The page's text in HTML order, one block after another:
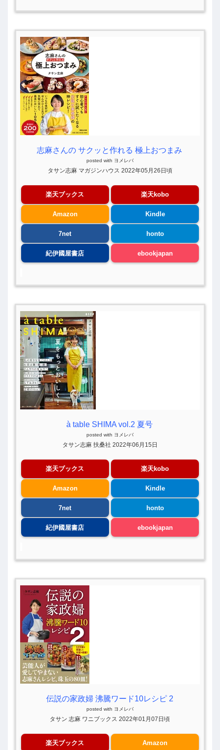
志麻さんの サクッと作れる 極上おつまみ
posted with ヨメレバ
タサン志麻 マガジンハウス 2022年05月26日頃
楽天ブックス 楽天kobo
Amazon Kindle
7net honto
紀伊國屋書店 ebookjapan
à table SHIMA vol.2 夏号
posted with ヨメレバ
タサン志麻 扶桑社 2022年06月15日
楽天ブックス 楽天kobo
Amazon Kindle
7net honto
紀伊國屋書店 ebookjapan
伝説の家政婦 沸騰ワード10レシピ 2
posted with ヨメレバ
タサン 志麻 ワニブックス 2022年01月07日頃
楽天ブックス Amazon